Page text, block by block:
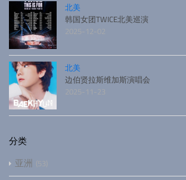
北美
韩国女团TWICE北美巡演
2025-12-02
北美
边伯贤拉斯维加斯演唱会
2025-11-23
分类
亚洲 53